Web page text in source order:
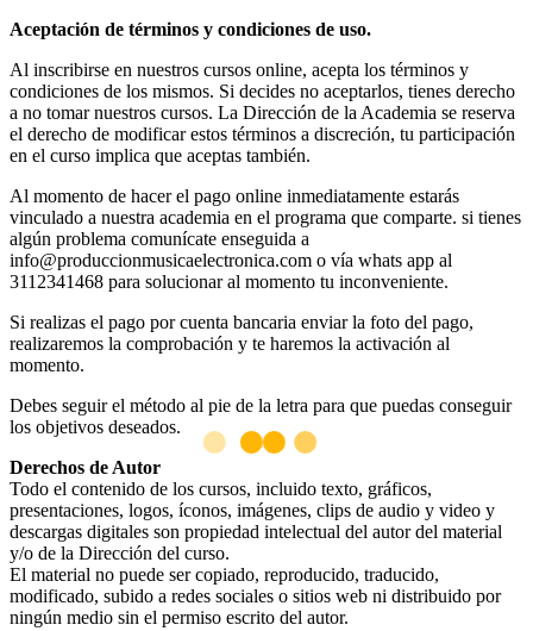
Aceptación de términos y condiciones de uso.
Al inscribirse en nuestros cursos online, acepta los términos y
condiciones de los mismos. Si decides no aceptarlos, tienes derecho
a no tomar nuestros cursos. La Dirección de la Academia se reserva
el derecho de modificar estos términos a discreción, tu participación
en el curso implica que aceptas también.
Al momento de hacer el pago online inmediatamente estarás
vinculado a nuestra academia en el programa que comparte. si tienes
algún problema comunícate enseguida a
info@produccionmusicaelectronica.com o vía whats app al
3112341468 para solucionar al momento tu inconveniente.
Si realizas el pago por cuenta bancaria enviar la foto del pago,
realizaremos la comprobación y te haremos la activación al
momento.
Debes seguir el método al pie de la letra para que puedas conseguir
los objetivos deseados.
Derechos de Autor
Todo el contenido de los cursos, incluido texto, gráficos,
presentaciones, logos, íconos, imágenes, clips de audio y video y
descargas digitales son propiedad intelectual del autor del material
y/o de la Dirección del curso.
El material no puede ser copiado, reproducido, traducido,
modificado, subido a redes sociales o sitios web ni distribuido por
ningún medio sin el permiso escrito del autor.